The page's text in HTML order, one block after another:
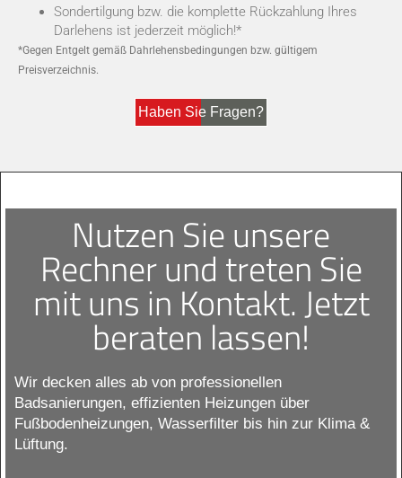
Sondertilgung bzw. die komplette Rückzahlung Ihres
Darlehens ist jederzeit möglich!*
*Gegen Entgelt gemäß Dahrlehensbedingungen bzw. gültigem
Preisverzeichnis.
Haben Sie Fragen?
Nutzen Sie unsere
Rechner und treten Sie
mit uns in Kontakt. Jetzt
beraten lassen!
Wir decken alles ab von professionellen
Badsanierungen, effizienten Heizungen über
Fußbodenheizungen, Wasserfilter bis hin zur Klima &
Lüftung.